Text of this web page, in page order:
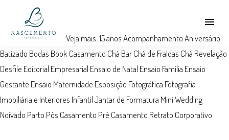
menu
Veja mais:15 anos AcompanhamentoAniversário
Batizado Bodas Book Casamento Chá BarChá de Fraldas Chá Revelação
Desfile Editorial Empresarial Ensaio de Natal Ensaio Família Ensaio
Gestante Ensaio Maternidade Esposição Fotográfica Fotografia
Imobiliária e Interiores InfantilJantar de Formatura Mini Wedding
Noivado Parto Pós Casamento Pré Casamento Retrato Corporativo